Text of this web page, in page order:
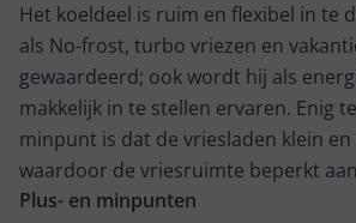
Het koeldeel is ruim en flexibel in te
als No-frost, turbo vriezen en
gewaardeerd; ook wordt hij als
makkelijk in te stellen ervaren. Enig
minpunt is dat de vriesladen klein
waardoor de vriesruimte beperkt
Plus- en minpunten